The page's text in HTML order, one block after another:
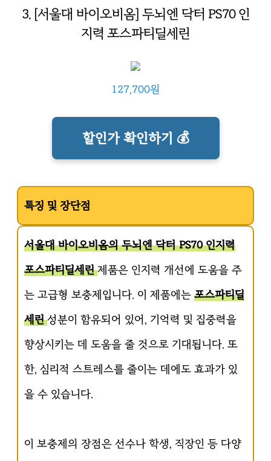
3. [서울대 바이오비옴] 두뇌엔 닥터 PS70 인
지력 포스파티딜세린
127,700원
할인가 확인하기 💰
특징 및 장단점
서울대 바이오비옴의 두뇌엔 닥터 PS70 인지력
포스파티딜세린제품은 인지력 개선에 도움을 주
는 고급형 보충제입니다. 이 제품에는 포스파티딜
세린성분이 함유되어 있어, 기억력 및 집중력을
향상시키는 데 도움을 줄 것으로 기대됩니다. 또
한, 심리적 스트레스를 줄이는 데에도 효과가 있
을 수 있습니다.
이 보충제의 장점은 선수나 학생, 직장인 등 다양